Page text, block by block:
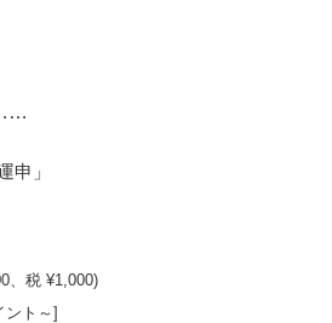
申」
、税 ¥1,000)
ント～]